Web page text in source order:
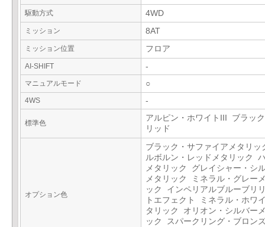
駆動方式 4WD
ミッション 8AT
ミッション位置 フロア
AI-SHIFT -
マニュアルモード ○
4WS -
標準色
アルピン・ホワイトIII ブラッ
リッド
オプション色
ブラック・サファイアメタリ
ルボルン・レッドメタリック
メタリック グレイシャー・シ
メタリック ミネラル・グレー
ック インペリアルブルーブリ
トエフェクト ミネラル・ホワ
タリック オリオン・シルバー
ック スパークリング・ブロン